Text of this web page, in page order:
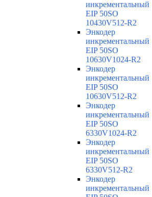
инкрементальный
EIP 50SO
10430V512-R2
Энкодер
инкрементальный
EIP 50SO
10630V1024-R2
Энкодер
инкрементальный
EIP 50SO
10630V512-R2
Энкодер
инкрементальный
EIP 50SO
6330V1024-R2
Энкодер
инкрементальный
EIP 50SO
6330V512-R2
Энкодер
инкрементальный